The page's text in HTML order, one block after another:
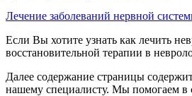
Лечение заболеваний нервной
Если Вы хотите узнать как лечить
восстановительной терапии в
Далее содержание страницы
нашему специалисту. Мы помогаем в